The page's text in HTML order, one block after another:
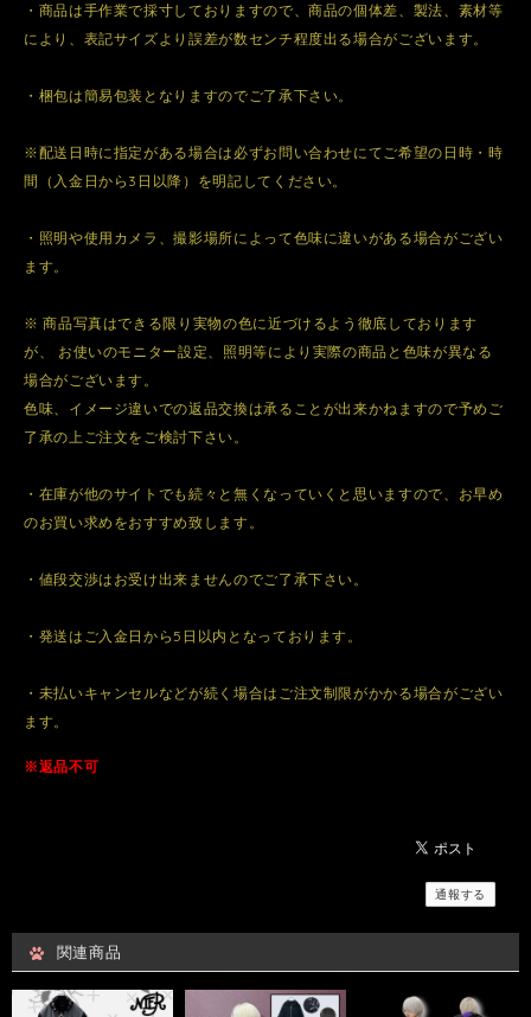
・商品は手作業で採寸しておりますので、商品の個体差、製法、素材等
により、表記サイズより誤差が数センチ程度出る場合がございます。
・梱包は簡易包装となりますのでご了承下さい。
※配送日時に指定がある場合は必ずお問い合わせにてご希望の日時・時
間（入金日から3日以降）を明記してください。
・照明や使用カメラ、撮影場所によって色味に違いがある場合がござい
ます。
※ 商品写真はできる限り実物の色に近づけるよう徹底しております
が、 お使いのモニター設定、照明等により実際の商品と色味が異なる
場合がございます。
色味、イメージ違いでの返品交換は承ることが出来かねますので予めご
了承の上ご注文をご検討下さい。
・在庫が他のサイトでも続々と無くなっていくと思いますので、お早め
のお買い求めをおすすめ致します。
・値段交渉はお受け出来ませんのでご了承下さい。
・発送はご入金日から5日以内となっております。
・未払いキャンセルなどが続く場合はご注文制限がかかる場合がござい
ます。
※返品不可
通報する
関連商品